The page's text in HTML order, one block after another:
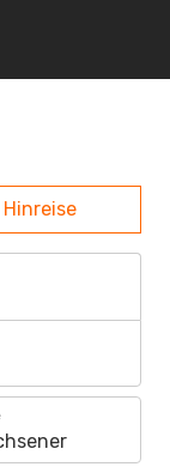
Hinreise